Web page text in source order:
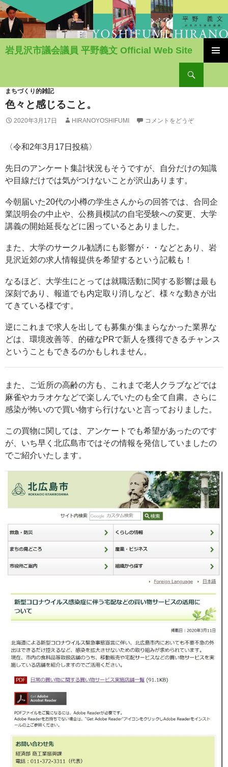
岩見沢市議会議員 平野義文 Official Web Site
ン
ツ
へ
移
まちづくり的雑記
色々と感じること。
2020年3月17日 HIRANOYOSHIFUMI コメントをどうぞ
〈令和2年3月17日投稿〉
先日のアンケート集計状況もそうですが、自分だけの知識
や目線だけでは気がつけないことが沢山あります。
今朝届いた20代の小樽の学生さんからの回答では、合同企
業説明会の中止や、公務員模試の自宅受験への変更、大学
講義の開始延長などに困っているとありました。
また、大学のサークル勧誘にも影響が・・などとあり、岩
見沢近郊の求人情報提供を希望するという記載も！
なるほど、大学生にとっては就職活動に関する影響は最も
深刻であり、報道でも内定取り消しなど、様々な動きが出
てきている様です。
逆にこれまで求人を出しても募集が集まらなかった業界な
どは、環境改善等、的確なPRで新人を獲得できるチャンス
ということもできるのかもしれません。
また、ご近所の高齢の方も、これまで老人クラブなどでは
麻雀やカラオケなどで楽しんでいたのも全て自粛。さらに
感染が怖いので買い物すら行けないと言っておりました。
この買物に関しては、アンケートでも希望があったのです
が、いち早く北広島市ではその情報を発信していましたの
でご紹介いたします。